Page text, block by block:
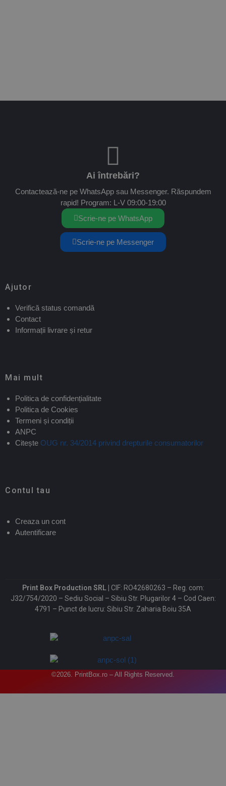
Ai întrebări?
Contactează-ne pe WhatsApp sau Messenger. Răspundem
rapid! Program: L-V 09:00-19:00
Scrie-ne pe WhatsApp
Scrie-ne pe Messenger
Ajutor
Verifică status comandă
Contact
Informații livrare și retur
Mai mult
Politica de confidențialitate
Politica de Cookies
Termeni și condiții
ANPC
Citește OUG nr. 34/2014 privind drepturile consumatorilor
Contul tau
Creaza un cont
Autentificare
Print Box Production SRL | CIF: RO42680263 – Reg. com:
J32/754/2020 – Sediu Social – Sibiu Str. Plugarilor 4 – Cod Caen:
4791 – Punct de lucru: Sibiu Str. Zaharia Boiu 35A
©2026. PrintBox.ro – All Rights Reserved.